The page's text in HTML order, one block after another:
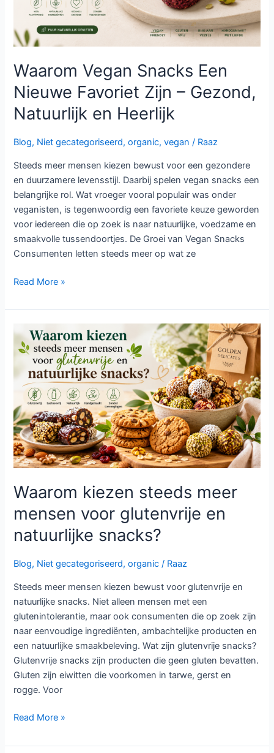
Waarom Vegan Snacks Een
Nieuwe Favoriet Zijn – Gezond,
Natuurlijk en Heerlijk
Blog, Niet gecategoriseerd,organic,vegan / Raaz
Steeds meer mensen kiezen bewust voor een gezondere
en duurzamere levensstijl. Daarbij spelen vegan snacks een
belangrijke rol. Wat vroeger vooral populair was onder
veganisten, is tegenwoordig een favoriete keuze geworden
voor iedereen die op zoek is naar natuurlijke, voedzame en
smaakvolle tussendoortjes. De Groei van Vegan Snacks
Consumenten letten steeds meer op wat ze
Gezond,
en
Read More »
Waarom kiezen steeds meer
mensen voor glutenvrije en
natuurlijke snacks?
Blog, Niet gecategoriseerd,organic / Raaz
Steeds meer mensen kiezen bewust voor glutenvrije en
natuurlijke snacks. Niet alleen mensen met een
glutenintolerantie, maar ook consumenten die op zoek zijn
naar eenvoudige ingrediënten, ambachtelijke producten en
een natuurlijke smaakbeleving. Wat zijn glutenvrije snacks?
Glutenvrije snacks zijn producten die geen gluten bevatten.
Gluten zijn eiwitten die voorkomen in tarwe, gerst en
rogge. Voor
Waarom
kiezen
steeds
meer
mensen
voor
glutenvrije
en
natuurlijke
snacks?
Read More »